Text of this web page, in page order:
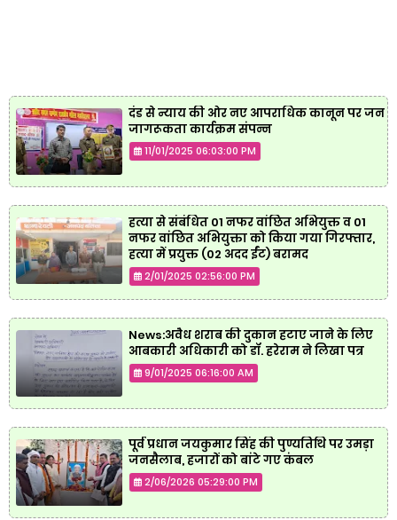
दंड से न्याय की ओर नए आपराधिक कानून पर जन
जागरूकता कार्यक्रम संपन्न
11/01/2025 06:03:00 PM
हत्या से संबंधित 01 नफर वांछित अभियुक्त व 01
नफर वांछित अभियुक्ता को किया गया गिरफ्तार,
हत्या में प्रयुक्त (02 अदद ईंट) बरामद
2/01/2025 02:56:00 PM
News:अवैध शराब की दुकान हटाए जाने के लिए
आबकारी अधिकारी को डॉ. हरेराम ने लिखा पत्र
9/01/2025 06:16:00 AM
पूर्व प्रधान जयकुमार सिंह की पुण्यतिथि पर उमड़ा
जनसैलाब, हजारों को बांटे गए कंबल
2/06/2026 05:29:00 PM